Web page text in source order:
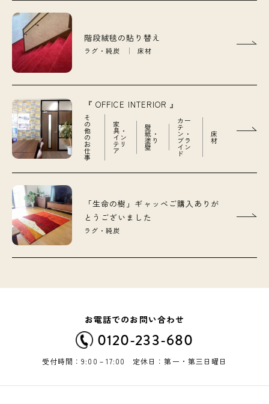
階段絨毯の貼り替え
ラグ・純炭 床材
『 OFFICE INTERIOR 』
そ
の
他
の
お
仕
事
家
具・
イン
テリ
ア
壁
紙・
塗り
壁
カー
テ
ン・
ブラ
イン
ド
床
材
「生命の樹」ギャッベご購入ありが
とうございました
ラグ・純炭
お電話でのお問い合わせ
0120-233-680
受付時間：9:00－17:00 定休日：第一・第三日曜日